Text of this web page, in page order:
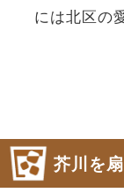
には北区の
芥川を